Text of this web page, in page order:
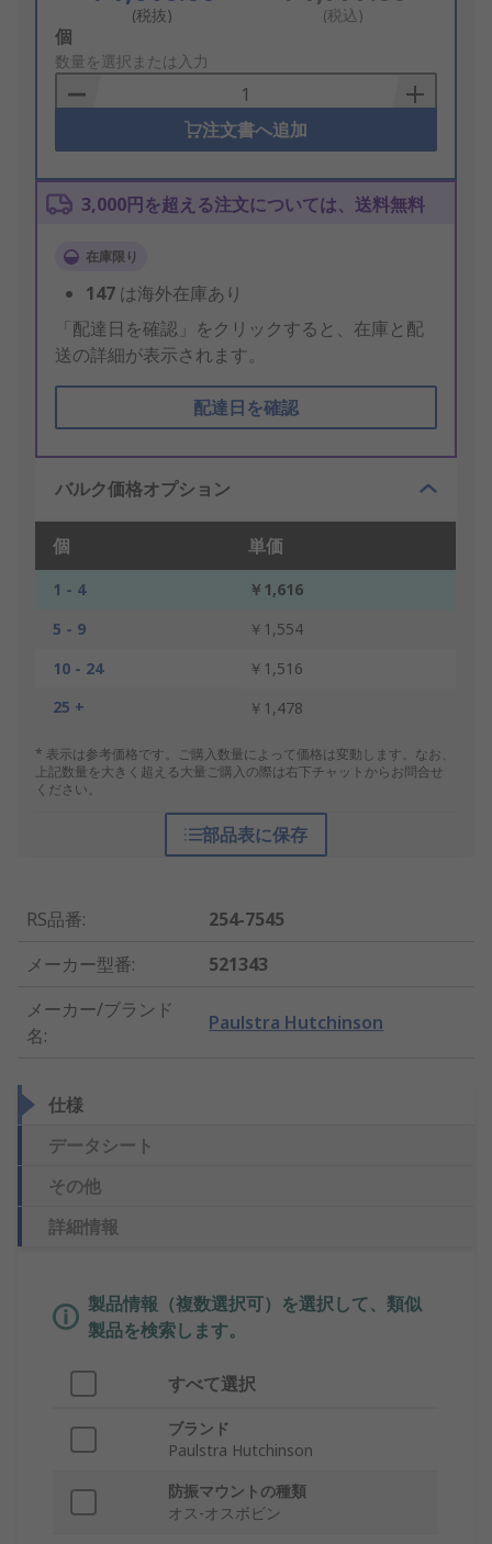
(税抜) (税込)
Add
to
Basket
個
数量を選択または入力
注文書へ追加
3,000円を超える注文については、送料無料
在庫限り
147 は海外在庫あり
「配達日を確認」をクリックすると、在庫と配
送の詳細が表示されます。
配達日を確認
バルク価格オプション
個 単価
1 - 4
￥1,616
5 - 9
￥1,554
10 - 24
￥1,516
25 +
￥1,478
* 表示は参考価格です。ご購入数量によって価格は変動します。なお、
上記数量を大きく超える大量ご購入の際は右下チャットからお問合せ
ください。
部品表に保存
RS品番:
254-7545
メーカー型番:
521343
メーカー/ブランド
名:
Paulstra Hutchinson
仕様
データシート
その他
詳細情報
製品情報（複数選択可）を選択して、類似
製品を検索します。
すべて選択
ブランド
Paulstra Hutchinson
防振マウントの種類
オス-オスボビン